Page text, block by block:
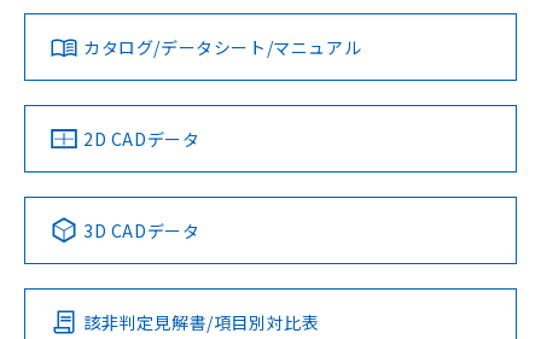
タイムチャート
検出領域
ダウンロードデータをご利用いただく前に、以下を必ずお読
みください。
ソフトウェアの使用条件
対応済み
中国 RoHS 注意事項・凡例
Pb Hg Cd Cr(VI)
O
LR型式承認
（イギリス
船舶規格）
DNV型式承認
（ノルウェー
BV型式承認
（フランス
KR型式
（韓国
No No No No
この製品の規格認証/適合状況ページへ
その他の認証はこちらのページからご検索ください
カタログ/データシート/マニュアル
2D CADデータ
3D CADデータ
該非判定見解書/項目別対比表